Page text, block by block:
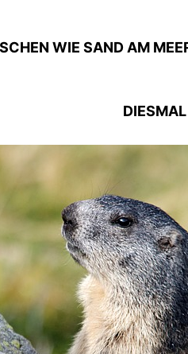
WIE SAND AM